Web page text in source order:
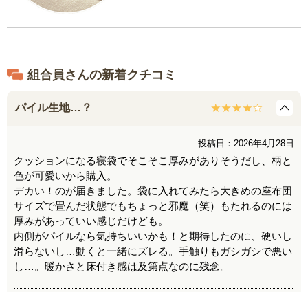
組合員さんの新着クチコミ
パイル生地…？
投稿日：2026年4月28日
クッションになる寝袋でそこそこ厚みがありそうだし、柄と
色が可愛いから購入。
デカい！のが届きました。袋に入れてみたら大きめの座布団
サイズで畳んだ状態でもちょっと邪魔（笑）もたれるのには
厚みがあっていい感じだけども。
内側がパイルなら気持ちいいかも！と期待したのに、硬いし
滑らないし…動くと一緒にズレる。手触りもガシガシで悪い
し…。暖かさと床付き感は及第点なのに残念。